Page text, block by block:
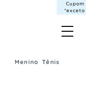
Cupom
Menino Tênis